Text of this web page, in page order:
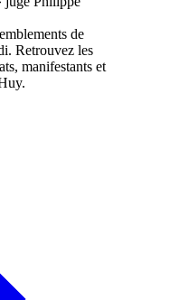
de
Retrouvez les
manifestants et